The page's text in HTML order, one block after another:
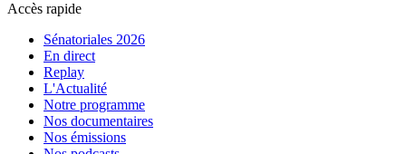
Accès rapide
Sénatoriales 2026
En direct
Replay
L'Actualité
Notre programme
Nos documentaires
Nos émissions